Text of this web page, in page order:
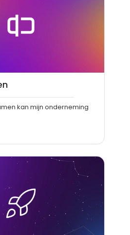
kan mijn onderneming